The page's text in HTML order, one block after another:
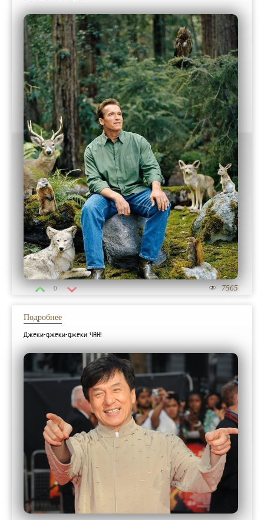
7565
0
Подробнее
Джеки-джеки-джеки ЧАН!